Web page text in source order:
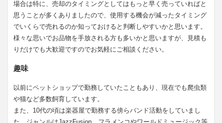
場合は特に、売却のタイミングとしてはもっと早く売っていればと
思うことが多くありましたので、使用する機会が減ったタイミング
でいくらで売れるのか知っておけると判断しやすいかと思います。
様々な思いでお品物を手放される方も多いかと思いますが、見積も
りだけでも大歓迎ですのでお気軽にご相談ください。
趣味
以前にペットショップで勤務していたこともあり、現在でも爬虫類
や猫など多数飼育しています。
また、10代の頃は楽器屋で勤務する傍らバンド活動をしていまし